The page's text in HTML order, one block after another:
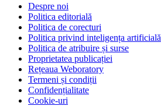
Despre noi
Politica editorială
Politica de corecturi
Politica privind inteligența artificială
Politica de atribuire și surse
Proprietatea publicației
Rețeaua Weboratory
Termeni și condiții
Confidențialitate
Cookie-uri